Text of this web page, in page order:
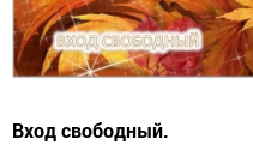
Вход свободный.